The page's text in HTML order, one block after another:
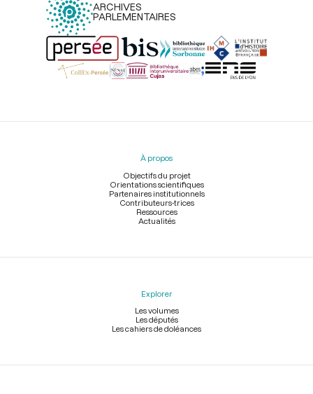
ARCHIVES
PARLEMENTAIRES
Menu
À propos
Objectifs du projet
Orientations scientifiques
Partenaires institutionnels
Contributeurs-trices
Ressources
Actualités
Explorer
Les volumes
Les députés
Les cahiers de doléances